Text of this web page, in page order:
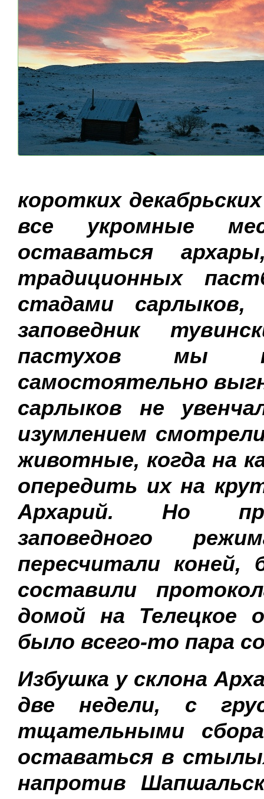
коротких
все укромные
оставаться
традиционных
стадами
заповедник
пастухов мы
самостоятельно
сарлыков не
изумлением
животные, когда на
опередить их на
Архарий. Но
заповедного
пересчитали
составили
домой на Телецкое
было всего-то пара
Избушка у склона
две недели, с
тщательными
оставаться в
напротив